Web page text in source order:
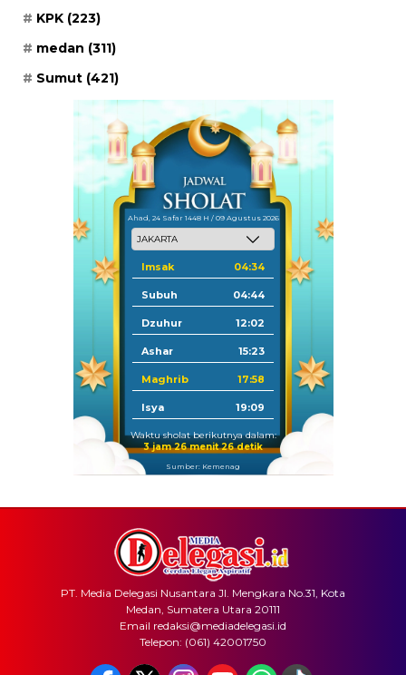
KPK (223)
medan (311)
Sumut (421)
Ahad, 24 Safar 1448 H / 09 Agustus 2026
Imsak 04:34
Subuh 04:44
Dzuhur 12:02
Ashar 15:23
Maghrib 17:58
Isya 19:09
Waktu sholat berikutnya dalam:
3 jam 26 menit 26 detik
Sumber: Kemenag
PT. Media Delegasi Nusantara Jl. Mengkara No.31, Kota
Medan, Sumatera Utara 20111
Email redaksi@mediadelegasi.id
Telepon: (061) 42001750